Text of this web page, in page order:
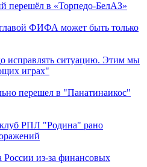
перешёл в «Торпедо-БелАЗ»
главой ФИФА может быть только
исправлять ситуацию. Этим мы
играх"
перешел в "Панатинаикос"
РПЛ "Родина" рано
России из-за финансовых